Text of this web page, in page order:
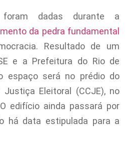
foram dadas durante a
da pedra fundamental
Resultado de um
e a Prefeitura do Rio de
espaço será no prédio do
Eleitoral (CCJE), no
edifício ainda passará por
há data estipulada para a